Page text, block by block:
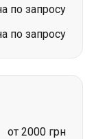
по запросу
по запросу
от 2000 грн